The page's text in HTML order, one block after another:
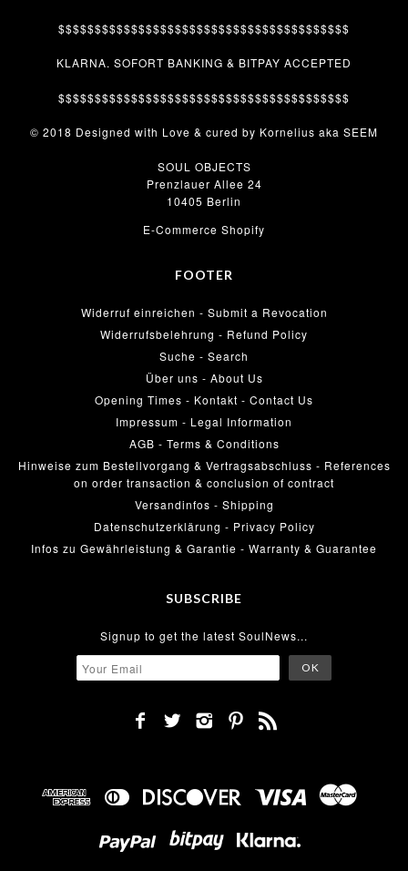
$$$$$$$$$$$$$$$$$$$$$$$$$$$$$$$$$$$$$$$$
KLARNA. SOFORT BANKING & BITPAY ACCEPTED
$$$$$$$$$$$$$$$$$$$$$$$$$$$$$$$$$$$$$$$$
© 2018 Designed with Love & cured by Kornelius aka SEEM
SOUL OBJECTS
Prenzlauer Allee 24
10405 Berlin
E-Commerce Shopify
FOOTER
Widerruf einreichen - Submit a Revocation
Widerrufsbelehrung - Refund Policy
Suche - Search
Über uns - About Us
Opening Times - Kontakt - Contact Us
Impressum - Legal Information
AGB - Terms & Conditions
Hinweise zum Bestellvorgang & Vertragsabschluss - References
on order transaction & conclusion of contract
Versandinfos - Shipping
Datenschutzerklärung - Privacy Policy
Infos zu Gewährleistung & Garantie - Warranty & Guarantee
SUBSCRIBE
Signup to get the latest SoulNews...